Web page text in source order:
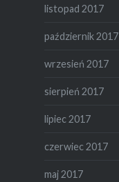
listopad 2017
październik 2017
wrzesień 2017
sierpień 2017
lipiec 2017
czerwiec 2017
maj 2017